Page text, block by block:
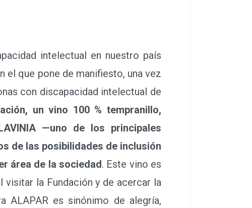
intelectual en nuestro país
el que pone de manifiesto, una vez
con discapacidad intelectual de
un vino 100 % tempranillo,
—uno de los principales
de las posibilidades de inclusión
área de la sociedad. Este vino es
visitar la Fundación y de acercar la
es sinónimo de alegría,